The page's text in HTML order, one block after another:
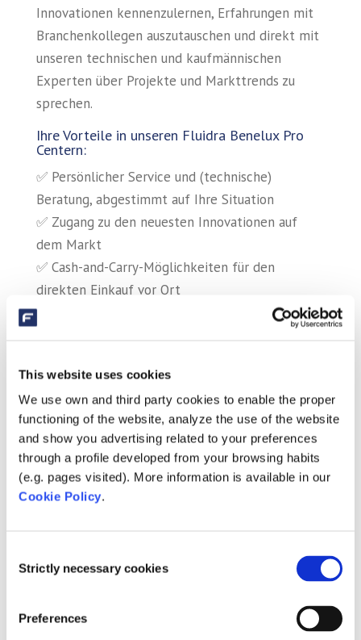
This website uses cookies
We use own and third party cookies to enable the proper
functioning of the website, analyze the use of the website
and show you advertising related to your preferences
through a profile developed from your browsing habits
(e.g. pages visited). More information is available in our
Cookie Policy.
Selection
Strictly necessary cookies
Preferences
Innovationen kennenzulernen, Erfahrungen mit
Branchenkollegen auszutauschen und direkt mit
unseren technischen und kaufmännischen
Experten über Projekte und Markttrends zu
sprechen.
Ihre Vorteile in unseren Fluidra Benelux Pro
Centern:
✅ Persönlicher Service und (technische)
Beratung, abgestimmt auf Ihre Situation
✅ Zugang zu den neuesten Innovationen auf
dem Markt
✅ Cash-and-Carry-Möglichkeiten für den
direkten Einkauf vor Ort
✅ Live-Demonstrationen von Produkten und